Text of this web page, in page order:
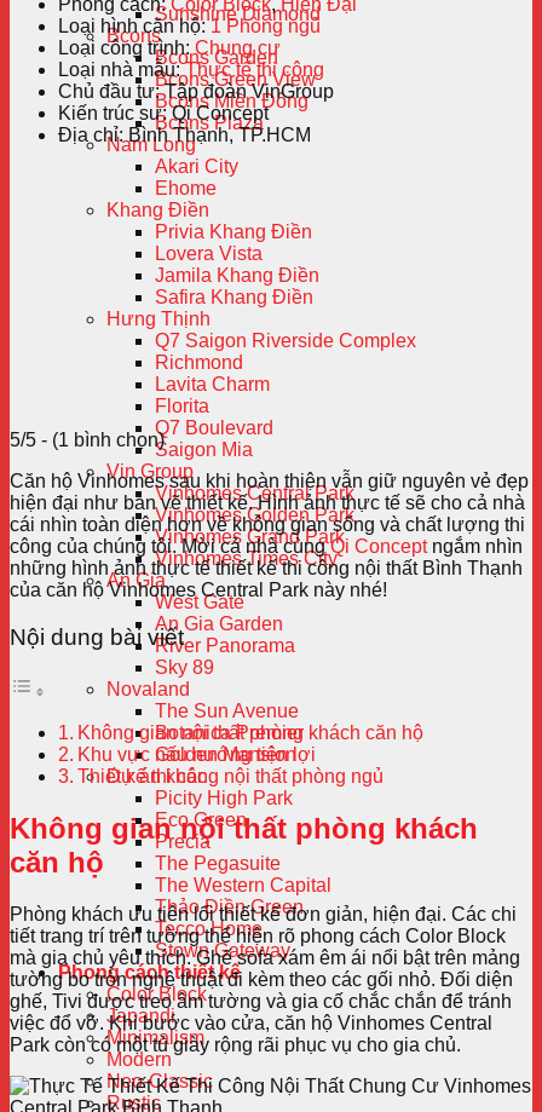
Sunshine Diamond
Bcons
Bcons Garden
Bcons Green View
Bcons Miền Đông
Bcons Plaza
Nam Long
Akari City
Ehome
Khang Điền
Privia Khang Điền
Lovera Vista
Jamila Khang Điền
Safira Khang Điền
Hưng Thịnh
Q7 Saigon Riverside Complex
Richmond
Lavita Charm
Florita
Q7 Boulevard
Saigon Mia
Vin Group
Vinhomes Central Park
Vinhomes Golden Park
Vinhomes Grand Park
Vinhomes Times City
An Gia
West Gate
An Gia Garden
River Panorama
Sky 89
Novaland
The Sun Avenue
Botanica Premier
Golden Mansion
Dự án khác
Picity High Park
Eco Green
Precia
The Pegasuite
The Western Capital
Thảo Điền Green
Tecco Home
Stown Gateway
Phong cách thiết kế
Color Block
Japandi
Minimalism
Modern
Neo-Classic
Rustic
Loại hình căn hộ:1 Phòng ngủ
Loại công trình: Chung cư
Loại nhà mẫu:Thực tế thi công
Chủ đầu tư:Tập đoàn VinGroup
Kiến trúc sư:Qi Concept
Địa chỉ: Bình Thạnh, TP.HCM
5/5 - (1 bình chọn)
Căn hộ Vinhomes sau khi hoàn thiện vẫn giữ nguyên vẻ đẹp
hiện đại như bản vẽ thiết kế. Hình ảnh thực tế sẽ cho cả nhà
cái nhìn toàn diện hơn về không gian sống và chất lượng thi
công của chúng tôi. Mời cả nhà cùngQi Conceptngắm nhìn
những hình ảnh thực tế thiết kế thi công nội thất Bình Thạnh
của căn hộ Vinhomes Central Park này nhé!
Nội dung bài viết
Không gian nội thất phòng khách căn hộ
Khu vực nấu nướng tiện lợi
Thiết kế thi công nội thất phòng ngủ
Không gian nội thất phòng khách
căn hộ
Phòng khách ưu tiên lối thiết kế đơn giản, hiện đại. Các chi
tiết trang trí trên tường thể hiện rõ phong cách Color Block
mà gia chủ yêu thích. Ghế sofa xám êm ái nổi bật trên mảng
tường bo tròn nghệ thuật đi kèm theo các gối nhỏ. Đối diện
ghế, Tivi được treo âm tường và gia cố chắc chắn để tránh
việc đổ vỡ. Khi bước vào cửa, căn hộ Vinhomes Central
Park còn có một tủ giày rộng rãi phục vụ cho gia chủ.